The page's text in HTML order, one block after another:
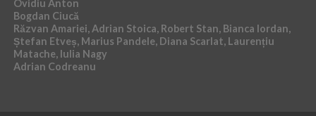
Ovidiu Anton
Bogdan Ciucă
Răzvan Amariei, Adrian Stoica, Robert Stan, Bianca Iordan,
Ștefan Etveș, Marius Pandele, Diana Scarlat, Laurențiu
Matache, Iulia Nagy
Adrian Codreanu